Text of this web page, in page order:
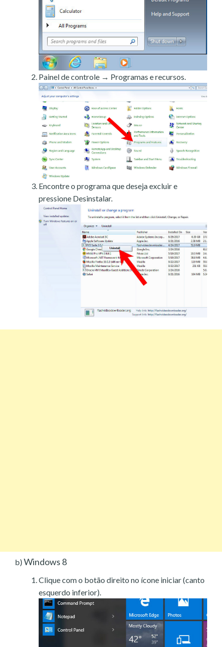
Painel de controle → Programas e recursos.
Encontre o programa que deseja excluir e
pressione Desinstalar.
b) Windows 8
Clique com o botão direito no ícone iniciar (canto
esquerdo inferior).